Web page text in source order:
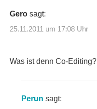
Gero sagt:
25.11.2011 um 17:08 Uhr
Was ist denn Co-Editing?
Perun sagt: